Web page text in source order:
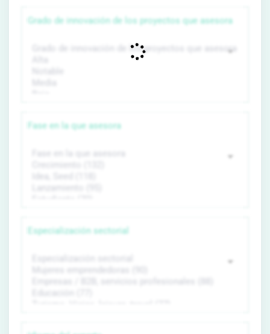
Grado de innovación de los proyectos que asesora
Fase en la que asesora
Especialización sectorial